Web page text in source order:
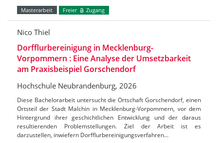
Masterarbeit Freier Zugang
Nico Thiel
Dorfflurbereinigung in Mecklenburg-
Vorpommern : Eine Analyse der Umsetzbarkeit
am Praxisbeispiel Gorschendorf
Hochschule Neubrandenburg, 2026
Diese Bachelorarbeit untersucht die Ortschaft Gorschendorf, einen
Ortsteil der Stadt Malchin in Mecklenburg-Vorpommern, vor dem
Hintergrund ihrer geschichtlichen Entwicklung und der daraus
resultierenden Problemstellungen. Ziel der Arbeit ist es
darzustellen, inwiefern Dorfflurbereinigungsverfahren…